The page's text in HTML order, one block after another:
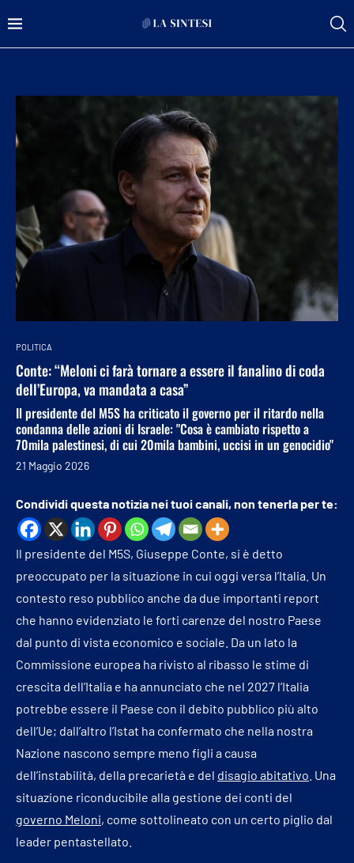
POLITICA
Conte: “Meloni ci farà tornare a essere il fanalino di coda
dell’Europa, va mandata a casa”
Il presidente del M5S ha criticato il governo per il ritardo nella
condanna delle azioni di Israele: "Cosa è cambiato rispetto a
70mila palestinesi, di cui 20mila bambini, uccisi in un genocidio"
21 Maggio 2026
Condividi questa notizia nei tuoi canali, non tenerla per te:
Il presidente del M5S, Giuseppe Conte, si è detto
preoccupato per la situazione in cui oggi versa l’Italia. Un
contesto reso pubblico anche da due importanti report
che hanno evidenziato le forti carenze del nostro Paese
dal punto di vista economico e sociale. Da un lato la
Commissione europea ha rivisto al ribasso le stime di
crescita dell’Italia e ha annunciato che nel 2027 l’Italia
potrebbe essere il Paese con il debito pubblico più alto
dell’Ue; dall’altro l’Istat ha confermato che nella nostra
Nazione nascono sempre meno figli a causa
dell’instabilità, della precarietà e del disagio abitativo . Una
situazione riconducibile alla gestione dei conti del
governo Meloni, come sottolineato con un certo piglio dal
leader pentastellato.